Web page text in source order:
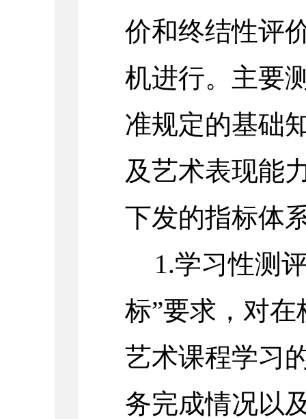
价和终结性评
机进行。主要
准规定的基础
及艺术表现能
下发的指标体
1.学习性测
标”要求，对
艺术课程学习
务完成情况以